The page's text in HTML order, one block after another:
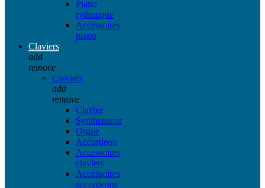
Piano
rythmique
Accessoires
piano
Claviers
add
remove
Claviers
add
remove
Clavier
Synthetiseur
Orgue
Accordeon
Accessoires
claviers
Accessoires
accordeons